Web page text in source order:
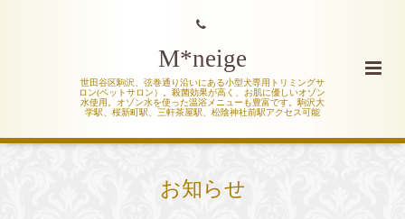
M*neige
世田谷区駒沢、弦巻通り沿いにある小型犬専用トリミングサ
ロン(ペットサロン）。殺菌効果が高く、お肌に優しいオゾン
水使用。オゾン水を使った温浴メニューも豊富です。駒沢大
学駅、桜新町駅、三軒茶屋駅、松陰神社前駅アクセス可能
お知らせ